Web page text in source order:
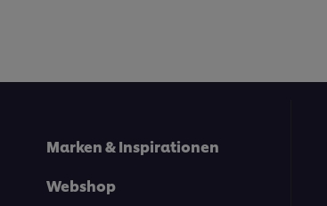
Marken & Inspirationen
Webshop